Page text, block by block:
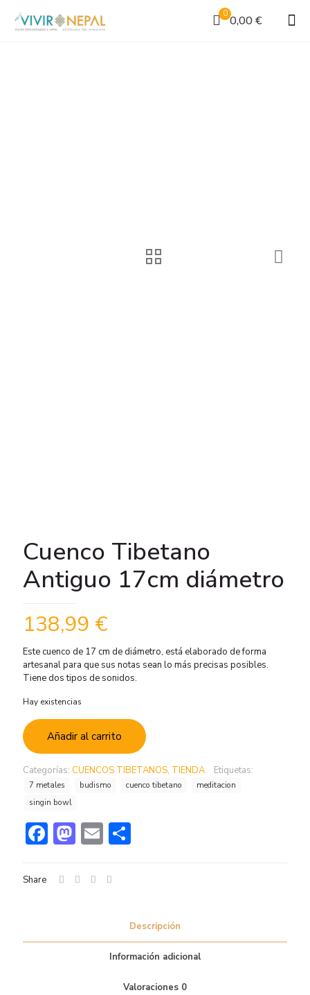
0 0,00 €
Cuenco Tibetano
Antiguo 17cm diámetro
138,99 €
Este cuenco de 17 cm de diámetro, está elaborado de forma
artesanal para que sus notas sean lo más precisas posibles.
Tiene dos tipos de sonidos.
Hay existencias
Añadir al carrito
Categorías: CUENCOS TIBETANOS, TIENDA Etiquetas:
7 metales budismo cuenco tibetano
meditacion
singin bowl
Facebook
Mastodon
Email
Share
Descripción
Información adicional
Valoraciones 0